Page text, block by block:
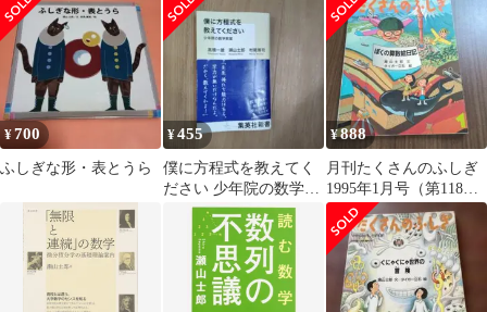
石 福音館書
¥700
ふしぎな形・表とうら
¥455
僕に方程式を教えてく
ださい 少年院の数学教
¥888
月刊たくさんのふしぎ
1995年1月号（第118
号）